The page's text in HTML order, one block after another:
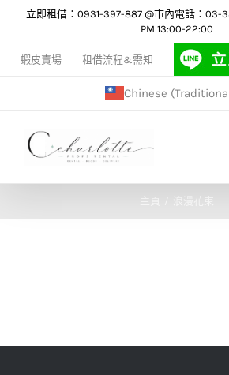
content
立即租借：0931-397-887 @市內電話：03-
PM 13:00-22:00
蝦皮賣場 租借流程&需知
Chinese
浪漫花束